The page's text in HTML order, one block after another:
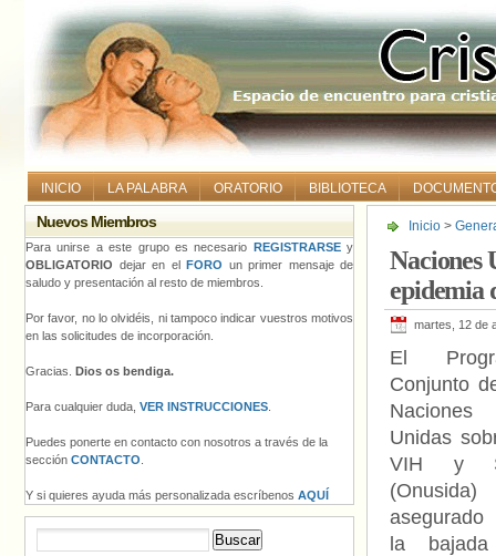
INICIO LA PALABRA ORATORIO BIBLIOTECA
Inicio >
Naciones
epidemia
martes, 12 de
El
Conjunto
Naciones
Unidas
VIH y
la
Nuevos Miembros
Para unirse a este grupo es necesario REGISTRARSEy
OBLIGATORIO dejar en el FORO un primer mensaje de
saludo y presentación al resto de miembros.
Por favor, no lo olvidéis, ni tampoco indicar vuestros motivos
en las solicitudes de incorporación.
Gracias. Dios os bendiga.
Para cualquier duda, VER INSTRUCCIONES
Puedes ponerte en contacto con nosotros a través de la
sección CONTACTO
Y si quieres ayuda más personalizada escríbenos AQUÍ